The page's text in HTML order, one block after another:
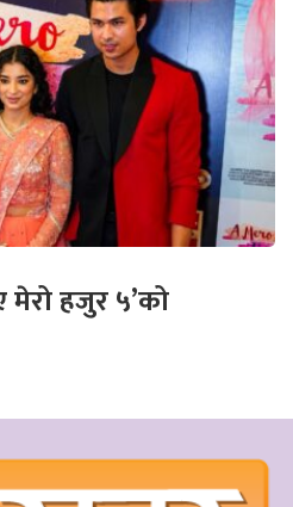
मेरो हजुर ५’को